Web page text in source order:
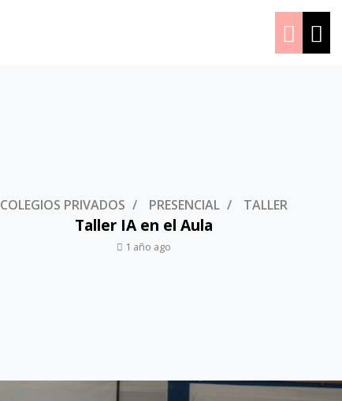
COLEGIOS PRIVADOS PRESENCIAL TALLER
Taller IA en el Aula
1 año ago